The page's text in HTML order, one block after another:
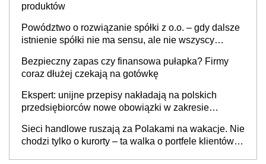
produktów
Powództwo o rozwiązanie spółki z o.o. – gdy dalsze
istnienie spółki nie ma sensu, ale nie wszyscy
Bezpieczny zapas czy finansowa pułapka? Firmy
coraz dłużej czekają na gotówkę
Ekspert: unijne przepisy nakładają na polskich
przedsiębiorców nowe obowiązki w zakresie
Sieci handlowe ruszają za Polakami na wakacje. Nie
chodzi tylko o kurorty – ta walka o portfele klientów